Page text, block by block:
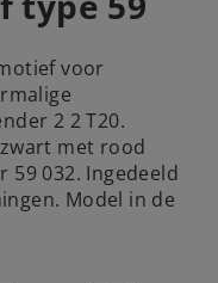
voor
2 2 T20.
met rood
032. Ingedeeld
Model in de